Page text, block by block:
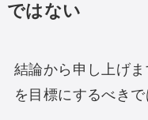
ではない
結論から申し上げ
を目標にするべきで